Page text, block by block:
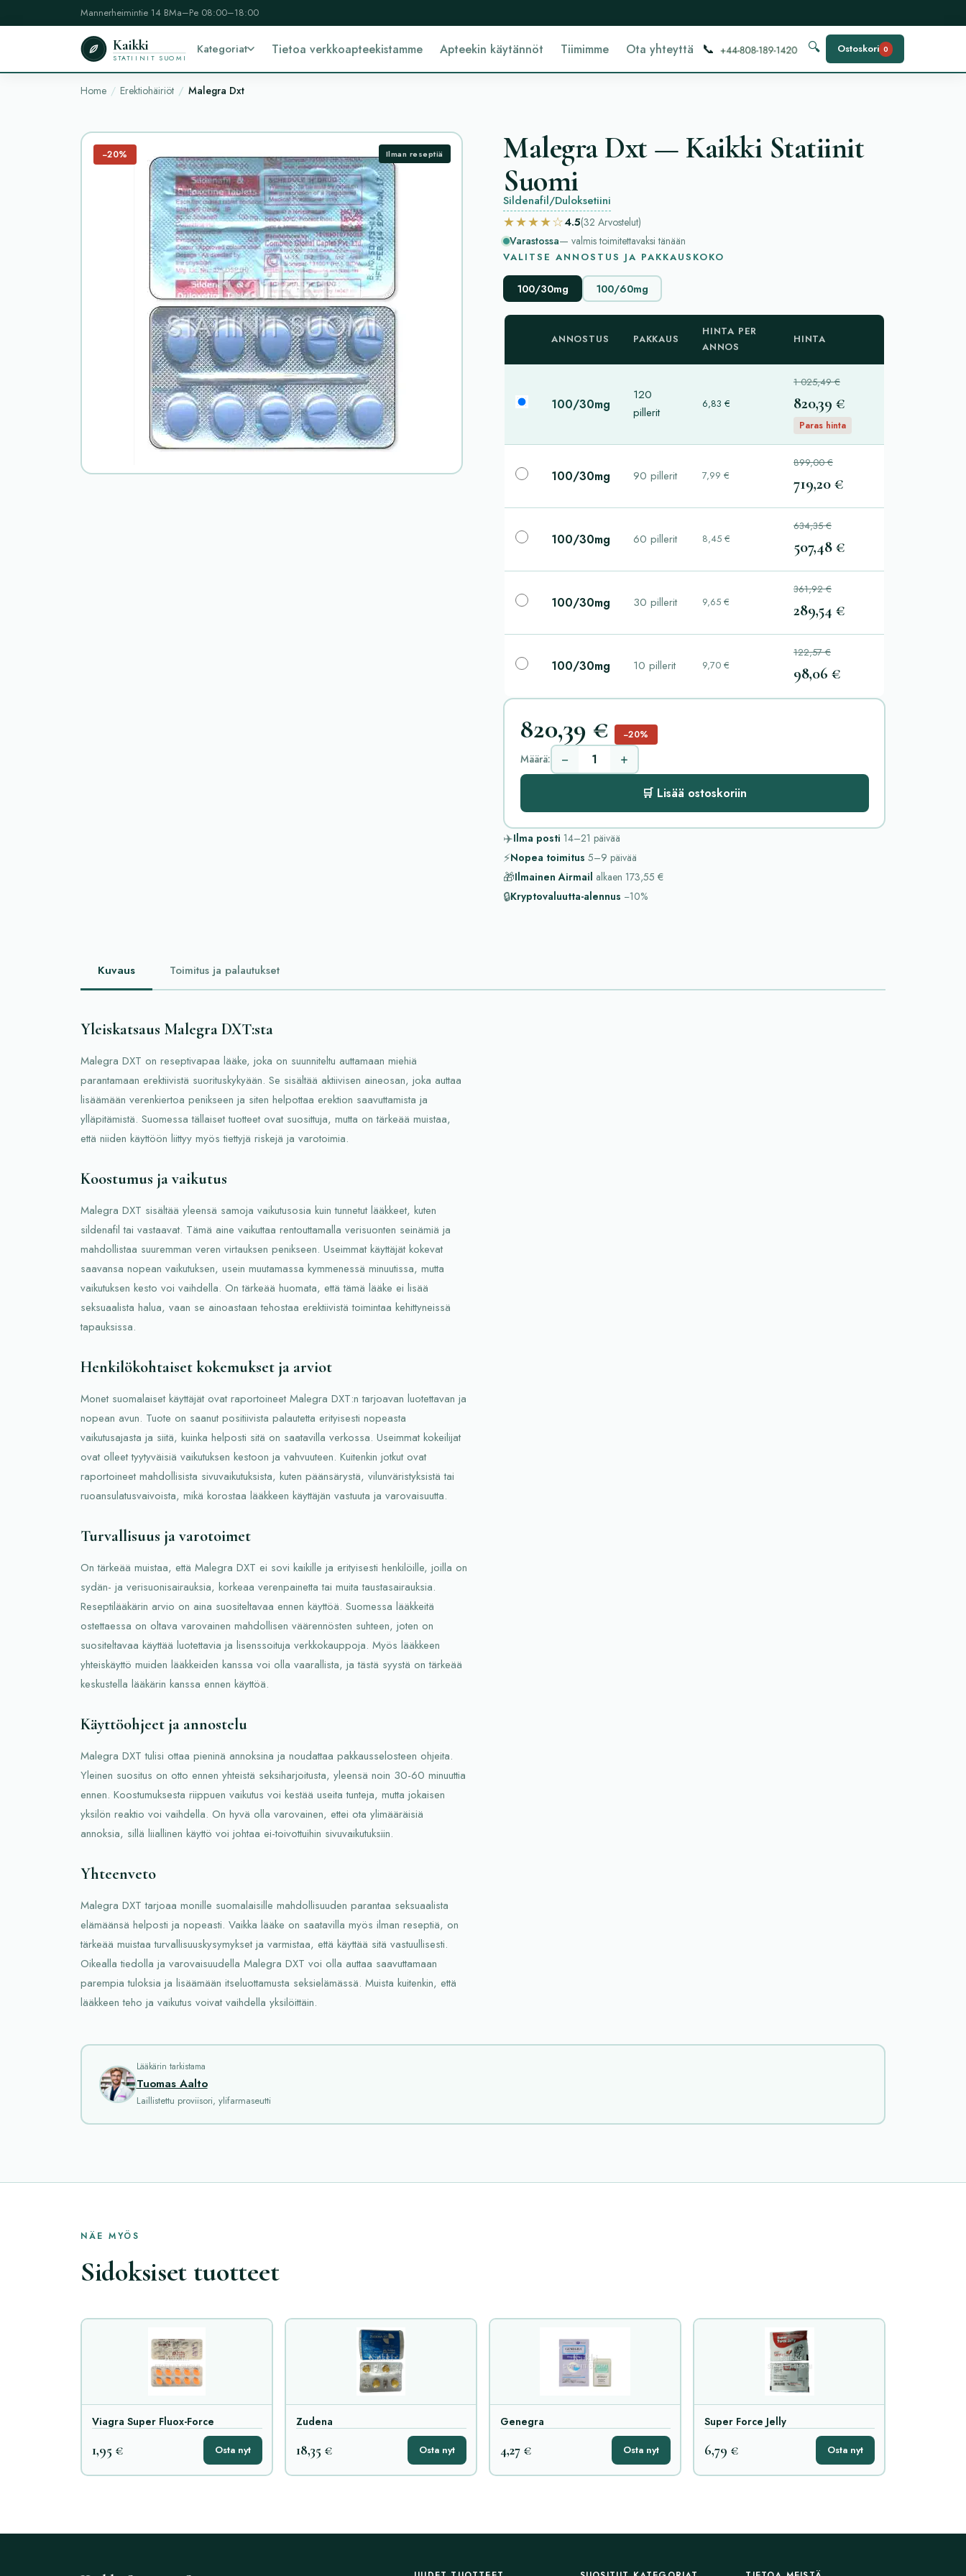
Mannerheimintie 14 BMa–Pe 08:00–18:00
Kaikki
STATIINIT SUOMI
Kategoriat Tietoa verkkoapteekistamme Apteekin käytännöt Tiimimme Ota yhteyttä 📞 🔍 Ostoskori 0
Home Erektiohäiriöt Malegra Dxt
−20% Ilman reseptiä
Malegra Dxt — Kaikki Statiinit
Suomi
Sildenafil/Duloksetiini
★★★★☆4.5(32 Arvostelut)
Varastossa— valmis toimitettavaksi tänään
VALITSE ANNOSTUS JA PAKKAUSKOKO
100/30mg 100/60mg
ANNOSTUS PAKKAUS
HINTA PER
ANNOS
HINTA
100/30mg
120
pillerit
6,83 €
1 025,49 €
820,39 €
Paras hinta
100/30mg 90 pillerit 7,99 €
899,00 €
719,20 €
100/30mg 60 pillerit 8,45 €
634,35 €
507,48 €
100/30mg 30 pillerit 9,65 €
361,92 €
289,54 €
100/30mg 10 pillerit 9,70 €
122,57 €
98,06 €
820,39 € −20%
Määrä: − +
🛒 Lisää ostoskoriin
✈️Ilma posti 14–21 päivää
⚡Nopea toimitus 5–9 päivää
🎁Ilmainen Airmail alkaen 173,55 €
🔒Kryptovaluutta-alennus −10%
Kuvaus Toimitus ja palautukset
Yleiskatsaus Malegra DXT:sta
Malegra DXT on reseptivapaa lääke, joka on suunniteltu auttamaan miehiä
parantamaan erektiivistä suorituskykyään. Se sisältää aktiivisen aineosan, joka auttaa
lisäämään verenkiertoa penikseen ja siten helpottaa erektion saavuttamista ja
ylläpitämistä. Suomessa tällaiset tuotteet ovat suosittuja, mutta on tärkeää muistaa,
että niiden käyttöön liittyy myös tiettyjä riskejä ja varotoimia.
Koostumus ja vaikutus
Malegra DXT sisältää yleensä samoja vaikutusosia kuin tunnetut lääkkeet, kuten
sildenafil tai vastaavat. Tämä aine vaikuttaa rentouttamalla verisuonten seinämiä ja
mahdollistaa suuremman veren virtauksen penikseen. Useimmat käyttäjät kokevat
saavansa nopean vaikutuksen, usein muutamassa kymmenessä minuutissa, mutta
vaikutuksen kesto voi vaihdella. On tärkeää huomata, että tämä lääke ei lisää
seksuaalista halua, vaan se ainoastaan tehostaa erektiivistä toimintaa kehittyneissä
tapauksissa.
Henkilökohtaiset kokemukset ja arviot
Monet suomalaiset käyttäjät ovat raportoineet Malegra DXT:n tarjoavan luotettavan ja
nopean avun. Tuote on saanut positiivista palautetta erityisesti nopeasta
vaikutusajasta ja siitä, kuinka helposti sitä on saatavilla verkossa. Useimmat kokeilijat
ovat olleet tyytyväisiä vaikutuksen kestoon ja vahvuuteen. Kuitenkin jotkut ovat
raportoineet mahdollisista sivuvaikutuksista, kuten päänsärystä, vilunväristyksistä tai
ruoansulatusvaivoista, mikä korostaa lääkkeen käyttäjän vastuuta ja varovaisuutta.
Turvallisuus ja varotoimet
On tärkeää muistaa, että Malegra DXT ei sovi kaikille ja erityisesti henkilöille, joilla on
sydän- ja verisuonisairauksia, korkeaa verenpainetta tai muita taustasairauksia.
Reseptilääkärin arvio on aina suositeltavaa ennen käyttöä. Suomessa lääkkeitä
ostettaessa on oltava varovainen mahdollisen väärennösten suhteen, joten on
suositeltavaa käyttää luotettavia ja lisenssoituja verkkokauppoja. Myös lääkkeen
yhteiskäyttö muiden lääkkeiden kanssa voi olla vaarallista, ja tästä syystä on tärkeää
keskustella lääkärin kanssa ennen käyttöä.
Käyttöohjeet ja annostelu
Malegra DXT tulisi ottaa pieninä annoksina ja noudattaa pakkausselosteen ohjeita.
Yleinen suositus on otto ennen yhteistä seksiharjoitusta, yleensä noin 30-60 minuuttia
ennen. Koostumuksesta riippuen vaikutus voi kestää useita tunteja, mutta jokaisen
yksilön reaktio voi vaihdella. On hyvä olla varovainen, ettei ota ylimääräisiä
annoksia, sillä liiallinen käyttö voi johtaa ei-toivottuihin sivuvaikutuksiin.
Yhteenveto
Malegra DXT tarjoaa monille suomalaisille mahdollisuuden parantaa seksuaalista
elämäänsä helposti ja nopeasti. Vaikka lääke on saatavilla myös ilman reseptiä, on
tärkeää muistaa turvallisuuskysymykset ja varmistaa, että käyttää sitä vastuullisesti.
Oikealla tiedolla ja varovaisuudella Malegra DXT voi olla auttaa saavuttamaan
parempia tuloksia ja lisäämään itseluottamusta seksielämässä. Muista kuitenkin, että
lääkkeen teho ja vaikutus voivat vaihdella yksilöittäin.
Lääkärin tarkistama
Tuomas Aalto
Laillistettu proviisori, ylifarmaseutti
NÄE MYÖS
Sidoksiset tuotteet
Viagra Super Fluox-Force
1,95 € Osta nyt
Zudena
18,35 € Osta nyt
Genegra
4,27 € Osta nyt
Super Force Jelly
6,79 € Osta nyt